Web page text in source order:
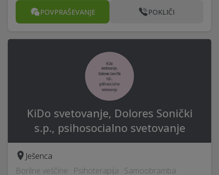
POVPRAŠEVANJE POKLIČI
KiDo svetovanje, Dolores Sonički
s.p., psihosocialno svetovanje
Ješenca
Borilne veščine · Psihoterapija · Samoobramba